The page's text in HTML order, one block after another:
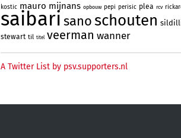
kostic mauro mijnans opbouw pepi perisic plea rcv
saibari sanoschouten
stewart til titel veerman wanner
A Twitter List by psv.supporters.nl